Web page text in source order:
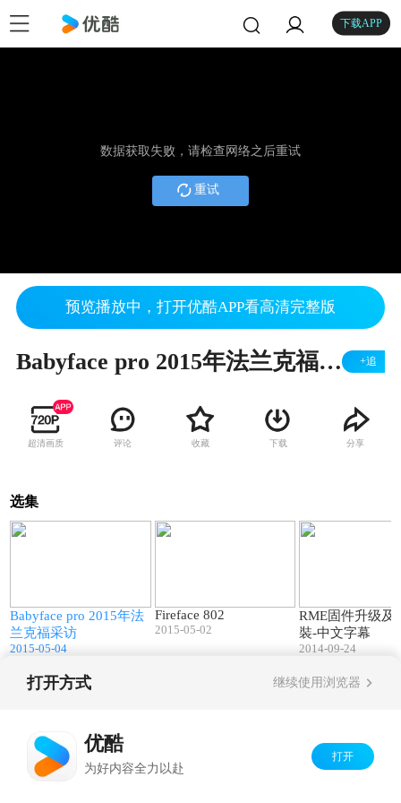
下载APP
数据获取失败，请检查网络之后重试
重试
预览播放中，打开优酷APP看高清完整版
Babyface pro 2015年法兰克福采访 +追
超清画质 评论 收藏 下载 分享
选集
Babyface pro 2015年法
兰克福采访
2015-05-04
Fireface 802
2015-05-02
RME固件升级及
裝-中文字幕
2014-09-24
打开方式 继续使用浏览器
优酷
为好内容全力以赴
打开